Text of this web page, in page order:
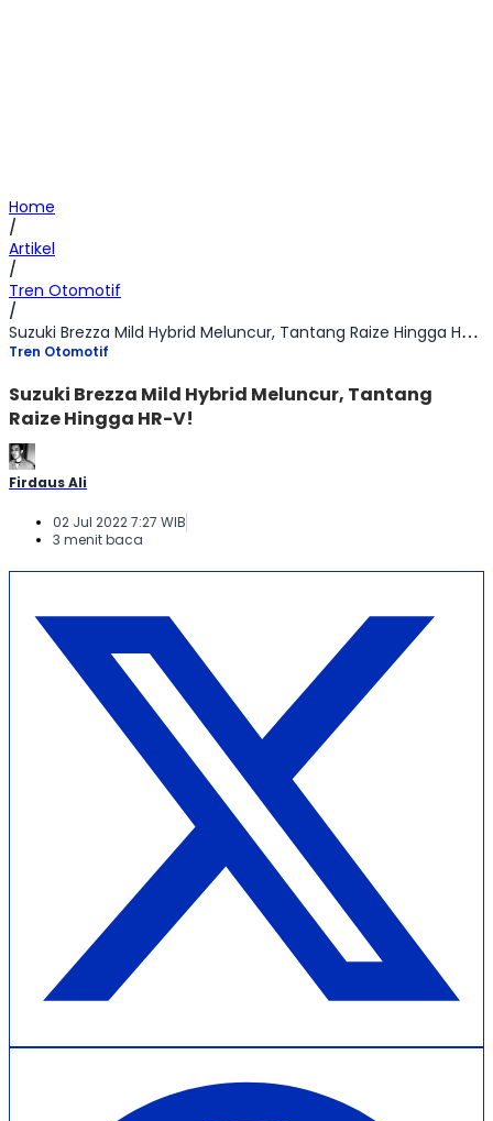
Home
/
Artikel
/
Tren Otomotif
/
Suzuki Brezza Mild Hybrid Meluncur, Tantang Raize Hingga HR-V!
Tren Otomotif
Suzuki Brezza Mild Hybrid Meluncur, Tantang
Raize Hingga HR-V!
Firdaus Ali
02 Jul 2022 7:27 WIB
3 menit baca